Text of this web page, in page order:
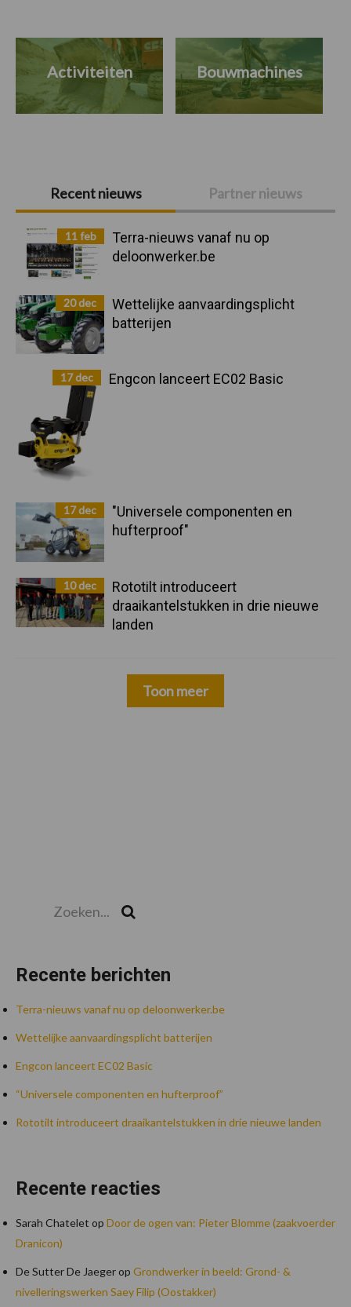
Primaire
Sidebar
Recent nieuws Partner nieuws
11 feb
Terra-nieuws vanaf nu op
deloonwerker.be
20 dec
Wettelijke aanvaardingsplicht
batterijen
17 dec Engcon lanceert EC02 Basic
17 dec
"Universele componenten en
hufterproof"
10 dec
Rototilt introduceert
draaikantelstukken in drie nieuwe
landen
Toon meer
Recente berichten
Terra-nieuws vanaf nu op deloonwerker.be
Wettelijke aanvaardingsplicht batterijen
Engcon lanceert EC02 Basic
“Universele componenten en hufterproof”
Rototilt introduceert draaikantelstukken in drie nieuwe landen
Recente reacties
Sarah Chatelet op Door de ogen van: Pieter Blomme (zaakvoerder
Dranicon)
De Sutter De Jaegerop Grondwerker in beeld: Grond- &
nivelleringswerken Saey Filip (Oostakker)
Activiteiten Bouwmachines